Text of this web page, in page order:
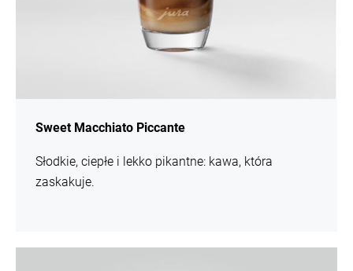
Sweet Macchiato Piccante
Słodkie, ciepłe i lekko pikantne: kawa, która
zaskakuje.